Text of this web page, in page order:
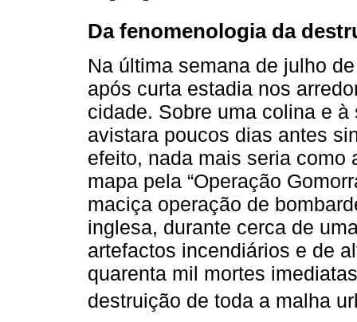
Da fenomenologia da
Na última semana de julho
após curta estadia nos
cidade. Sobre uma colina e
avistara poucos dias antes
efeito, nada mais seria como
mapa pela “Operação
maciça operação de
inglesa, durante cerca de
artefactos incendiários e de
quarenta mil mortes
destruição de toda a malha